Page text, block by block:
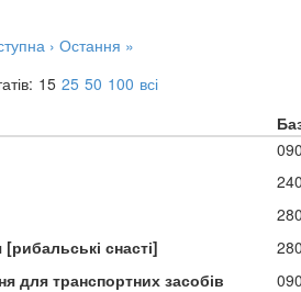
› Остання »
15 25 50 100 всі
снасті]
для транспортних засобів